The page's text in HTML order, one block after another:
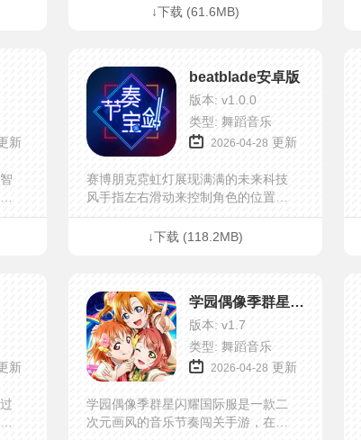
制你的人物拿着光剑在关卡中前进，
↓下载 (61.6MB)
新
beatblade安卓版
版本: v1.0.0
类型: 舞蹈音乐
2026-04-28 更新
赛博朋克霓虹灯展现满满的未来科技
风手指左右滑动来控制角色的位置，
只需要用一只手来控制角色就可以
了，这款游戏收录了所有2020年的震
↓下载 (118.2MB)
新
学园偶像季群星闪耀国际服
版本: v1.7
类型: 舞蹈音乐
2026-04-28 更新
学园偶像季群星闪耀国际服是一款二
次元画风的音乐节奏闯关手游，在这